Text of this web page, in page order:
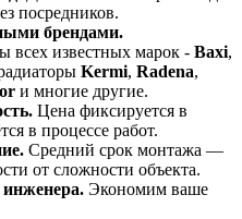
посредников.
брендами.
всех известных марок - Baxi,
Kermi, Radena,
и многие другие.
Цена фиксируется в
в процессе работ.
Средний срок монтажа —
от сложности объекта.
Экономим ваше